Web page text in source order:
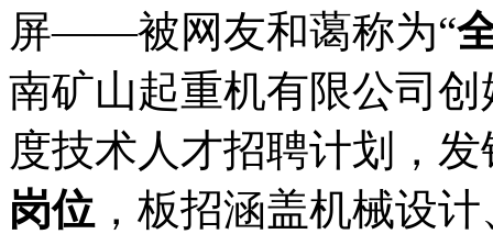
屏——被网友和蔼称为“
南矿山起重机有限公司创
度技术人才招聘计划，发
岗位 ，板招涵盖机械设